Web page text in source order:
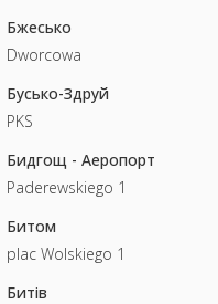
Бжесько
Dworcowa
Бусько-Здруй
PKS
Бидгощ - Аеропорт
Paderewskiego 1
Битом
plac Wolskiego 1
Битів